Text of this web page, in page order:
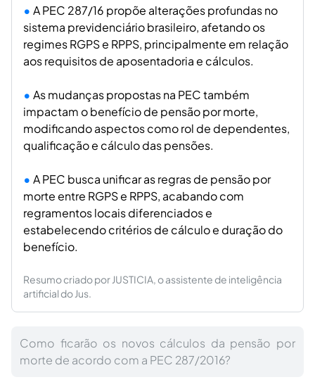
A PEC 287/16 propõe alterações profundas no
sistema previdenciário brasileiro, afetando os
regimes RGPS e RPPS, principalmente em relação
aos requisitos de aposentadoria e cálculos.
As mudanças propostas na PEC também
impactam o benefício de pensão por morte,
modificando aspectos como rol de dependentes,
qualificação e cálculo das pensões.
A PEC busca unificar as regras de pensão por
morte entre RGPS e RPPS, acabando com
regramentos locais diferenciados e
estabelecendo critérios de cálculo e duração do
benefício.
Resumo criado por JUSTICIA, o assistente de inteligência
artificial do Jus.
Como ficarão os novos cálculos da pensão por
morte de acordo com a PEC 287/2016?